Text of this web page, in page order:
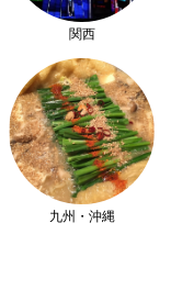
関西
九州・沖縄